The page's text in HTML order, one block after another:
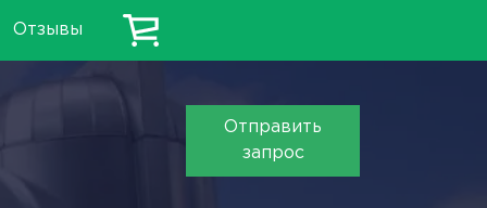
Отзывы
Отправить
запрос